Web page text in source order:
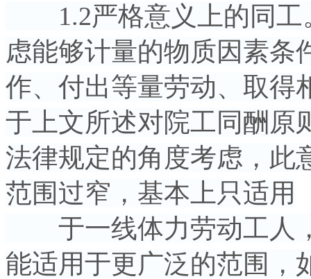
1.2严格意义上的同工
虑能够计量的物质因素条
作、付出等量劳动、取得
于上文所述对院工同酬原
法律规定的角度考虑，此
范围过窄，基本上只适用
于一线体力劳动工人
能适用于更广泛的范围，